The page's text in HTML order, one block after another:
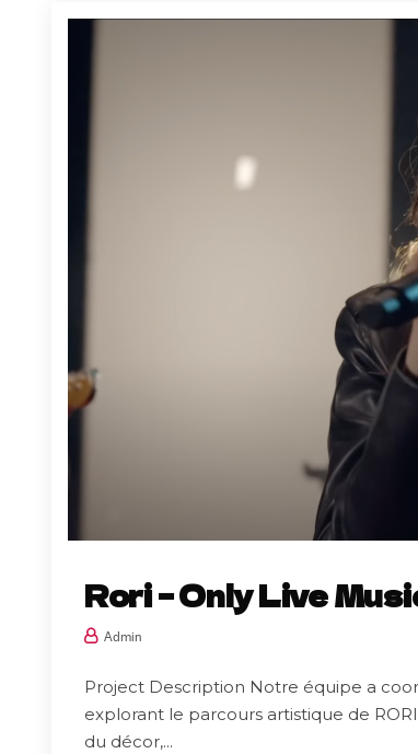
Rori – Only Live
Admin
Project Description Notre équipe a
explorant le parcours artistique de
du décor,...